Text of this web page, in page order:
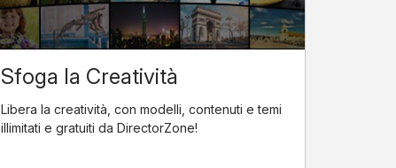
Sfoga la Creatività
Libera la creatività, con modelli, contenuti e temi
illimitati e gratuiti da DirectorZone!